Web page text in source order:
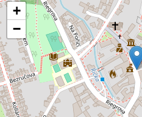
+
−